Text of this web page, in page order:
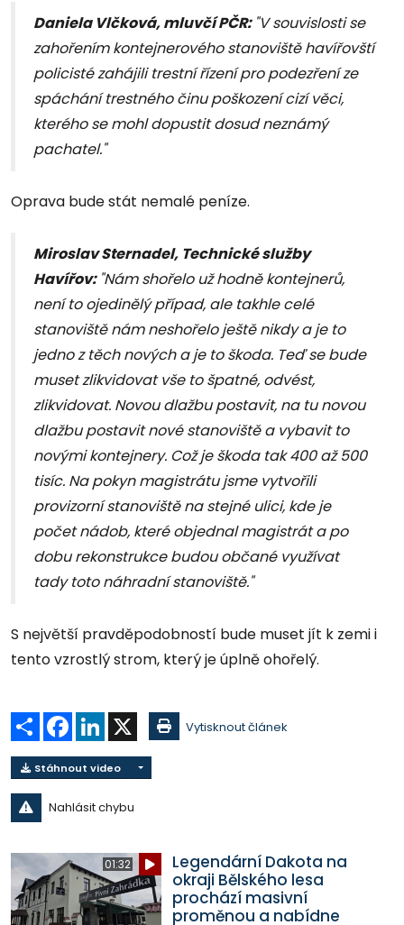
Daniela Vlčková, mluvčí PČR: "V souvislosti se
zahořením kontejnerového stanoviště havířovští
policisté zahájili trestní řízení pro podezření ze
spáchání trestného činu poškození cizí věci,
kterého se mohl dopustit dosud neznámý
pachatel."
Oprava bude stát nemalé peníze.
Miroslav Sternadel, Technické služby
Havířov: "Nám shořelo už hodně kontejnerů,
není to ojedinělý případ, ale takhle celé
stanoviště nám neshořelo ještě nikdy a je to
jedno z těch nových a je to škoda. Teď se bude
muset zlikvidovat vše to špatné, odvést,
zlikvidovat. Novou dlažbu postavit, na tu novou
dlažbu postavit nové stanoviště a vybavit to
novými kontejnery. Což je škoda tak 400 až 500
tisíc. Na pokyn magistrátu jsme vytvořili
provizorní stanoviště na stejné ulici, kde je
počet nádob, které objednal magistrát a po
dobu rekonstrukce budou občané využívat
tady toto náhradní stanoviště."
S největší pravděpodobností bude muset jít k zemi i
tento vzrostlý strom, který je úplně ohořelý.
Sdílet Facebook
LinkedIn Vytisknout článek
Stáhnout video
Nahlásit chybu
01:32
Legendární Dakota na
okraji Bělského lesa
prochází masivní
proměnou a nabídne